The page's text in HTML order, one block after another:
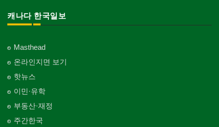
의사-가정의
의사-기타
의사-정신과
자수
개인지도-기타
Funeral Home
Employment Agency
Cleaning
카펫 청소
Carpet Cleaning
Landscaping/Gardening
창문
Window
Curtain/Carpet
Wall Paper/Paint
Auto Cleaning
Sauna
Skin Care
화장품
Cosmetics
피트니스/헬스
Fitness
산후조리서비스
한인회
Korean Cultural Association
Newspaper/TV/Radio
한국기업 현지법인/지사
Korean Enterprises In Canada
동창회-대학교
Alumni University
동창회-중·고등학교
캐나다 한국일보
Masthead
온라인지면 보기
핫뉴스
이민·유학
부동산·재정
주간한국